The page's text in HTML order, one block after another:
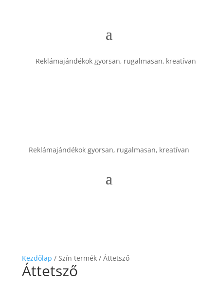
Reklámajándékok gyorsan, rugalmasan, kreatívan
Reklámajándékok gyorsan, rugalmasan, kreatívan
Kezdőlap / Szín termék / Áttetsző
Áttetsző